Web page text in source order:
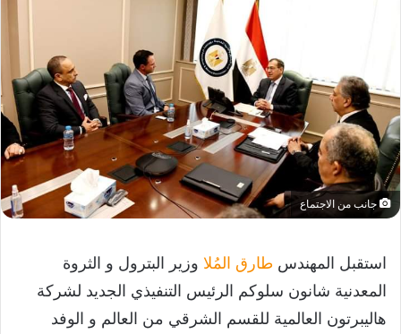
جانب من الاجتماع
استقبل المهندس طارق المُلا وزير البترول و الثروة
المعدنية شانون سلوكم الرئيس التنفيذي الجديد لشركة
هاليبرتون العالمية للقسم الشرقي من العالم و الوفد